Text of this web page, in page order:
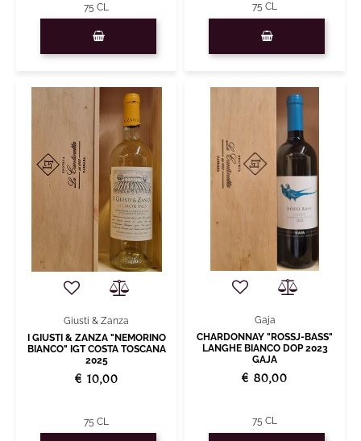
75 CL 75 CL
Giusti & Zanza
I GIUSTI & ZANZA "NEMORINO
BIANCO" IGT COSTA TOSCANA
2025
€ 10,00
75 CL
Gaja
CHARDONNAY "ROSSJ-BASS"
LANGHE BIANCO DOP 2023
GAJA
€ 80,00
75 CL